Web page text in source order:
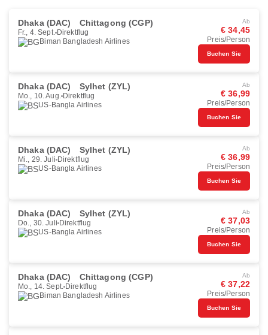
Dhaka (DAC) Chittagong (CGP)
Fr., 4. Sept. Direktflug
Biman Bangladesh Airlines
Ab
€ 34,45
Preis/Person
Buchen Sie
Dhaka (DAC) Sylhet (ZYL)
Mo., 10. Aug. Direktflug
US-Bangla Airlines
Ab
€ 36,99
Preis/Person
Buchen Sie
Dhaka (DAC) Sylhet (ZYL)
Mi., 29. Juli Direktflug
US-Bangla Airlines
Ab
€ 36,99
Preis/Person
Buchen Sie
Dhaka (DAC) Sylhet (ZYL)
Do., 30. Juli Direktflug
US-Bangla Airlines
Ab
€ 37,03
Preis/Person
Buchen Sie
Dhaka (DAC) Chittagong (CGP)
Mo., 14. Sept. Direktflug
Biman Bangladesh Airlines
Ab
€ 37,22
Preis/Person
Buchen Sie